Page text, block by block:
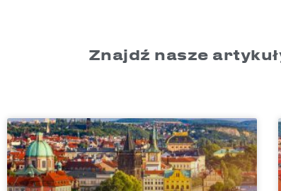
Znajdź nasze